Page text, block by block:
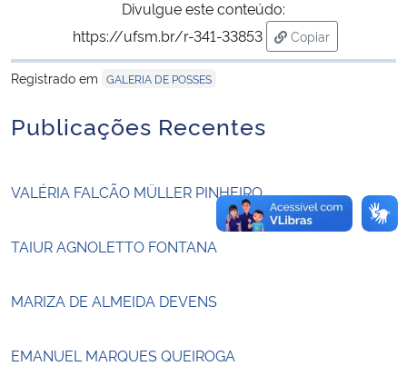
Ministério da Mulher, da Família e dos Direitos Humanos
Secretaria de Governo
Gabinete de Segurança Institucional
Divulgue este conteúdo:
https://ufsm.br/r-341-33853
Copiar
para área de
Registrado em GALERIA DE POSSES
Publicações Recentes
VALÉRIA FALCÃO MÜLLER PINHEIRO
TAIUR AGNOLETTO FONTANA
MARIZA DE ALMEIDA DEVENS
EMANUEL MARQUES QUEIROGA